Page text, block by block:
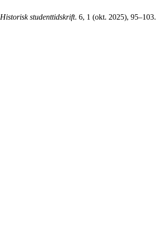
Historisk studenttidskrift. 6, 1 (okt. 2025), 95–103.